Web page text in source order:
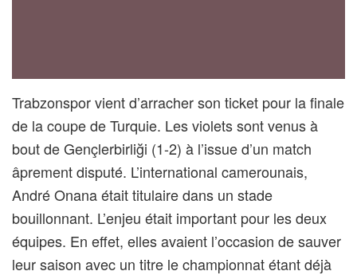
Trabzonspor vient d’arracher son ticket pour la finale
de la coupe de Turquie. Les violets sont venus à
bout de Gençlerbirliği (1-2) à l’issue d’un match
âprement disputé. L’international camerounais,
André Onana était titulaire dans un stade
bouillonnant. L’enjeu était important pour les deux
équipes. En effet, elles avaient l’occasion de sauver
leur saison avec un titre le championnat étant déjà